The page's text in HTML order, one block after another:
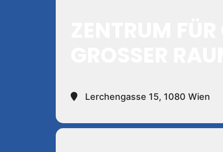
Lerchengasse 15, 1080 Wien